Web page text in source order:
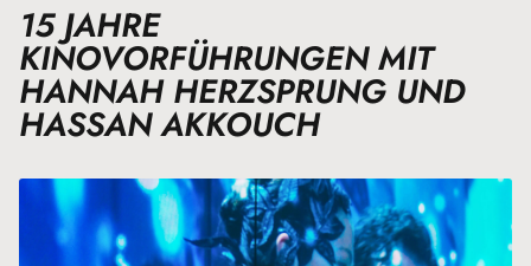
15 JAHRE
KINOVORFÜHRUNGEN MIT
HANNAH HERZSPRUNG UND
HASSAN AKKOUCH